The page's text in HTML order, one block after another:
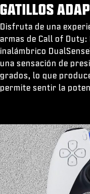
GATILLOS
Disfruta de una
armas de Call of Duty:
inalámbrico
una sensación de
grados, lo que
permite sentir la